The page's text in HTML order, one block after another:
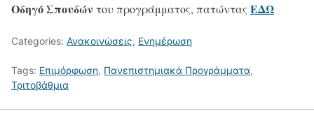
Οδηγό Σπουδών του προγράμματος, πατώντας ΕΔΩ
Categories: Ανακοινώσεις, Ενημέρωση
Tags: Επιμόρφωση, Πανεπιστημιακά Προγράμματα,
Τριτοβάθμια